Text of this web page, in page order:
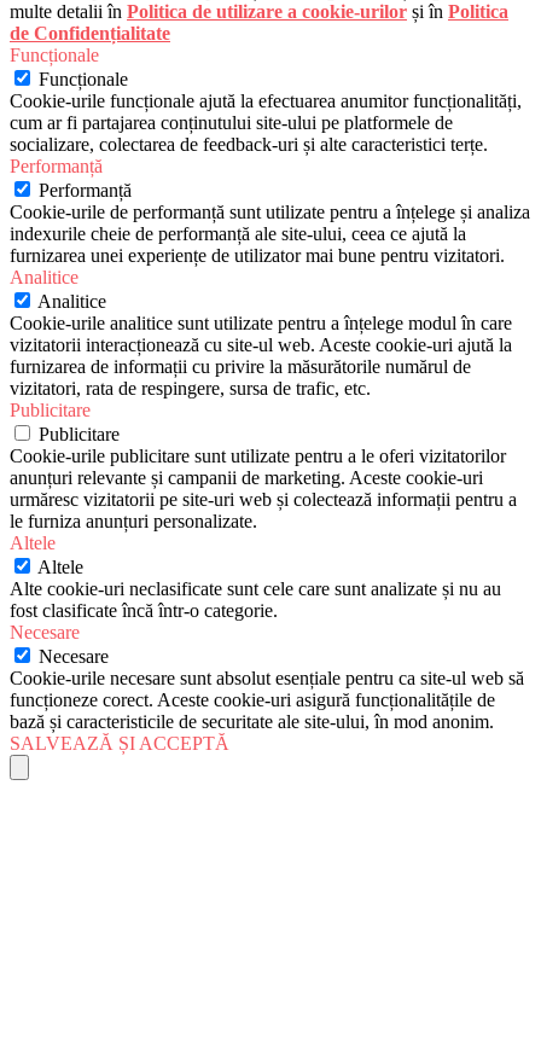
multe detalii în Politica de utilizare a cookie-urilor și în Politica
de Confidențialitate
Funcționale
Funcționale
Cookie-urile funcționale ajută la efectuarea anumitor funcționalități,
cum ar fi partajarea conținutului site-ului pe platformele de
socializare, colectarea de feedback-uri și alte caracteristici terțe.
Performanță
Performanță
Cookie-urile de performanță sunt utilizate pentru a înțelege și analiza
indexurile cheie de performanță ale site-ului, ceea ce ajută la
furnizarea unei experiențe de utilizator mai bune pentru vizitatori.
Analitice
Analitice
Cookie-urile analitice sunt utilizate pentru a înțelege modul în care
vizitatorii interacționează cu site-ul web. Aceste cookie-uri ajută la
furnizarea de informații cu privire la măsurătorile numărul de
vizitatori, rata de respingere, sursa de trafic, etc.
Publicitare
Publicitare
Cookie-urile publicitare sunt utilizate pentru a le oferi vizitatorilor
anunțuri relevante și campanii de marketing. Aceste cookie-uri
urmăresc vizitatorii pe site-uri web și colectează informații pentru a
le furniza anunțuri personalizate.
Altele
Altele
Alte cookie-uri neclasificate sunt cele care sunt analizate și nu au
fost clasificate încă într-o categorie.
Necesare
Necesare
Cookie-urile necesare sunt absolut esențiale pentru ca site-ul web să
funcționeze corect. Aceste cookie-uri asigură funcționalitățile de
bază și caracteristicile de securitate ale site-ului, în mod anonim.
SALVEAZĂ ȘI ACCEPTĂ